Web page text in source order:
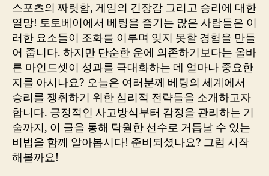
스포츠의 짜릿함, 게임의 긴장감 그리고 승리에 대한
열망! 토토베이에서 베팅을 즐기는 많은 사람들은 이
러한 요소들이 조화를 이루며 잊지 못할 경험을 만들
어 줍니다. 하지만 단순한 운에 의존하기보다는 올바
른 마인드셋이 성과를 극대화하는 데 얼마나 중요한
지를 아시나요? 오늘은 여러분께 베팅의 세계에서
승리를 쟁취하기 위한 심리적 전략들을 소개하고자
합니다. 긍정적인 사고방식부터 감정을 관리하는 기
술까지, 이 글을 통해 탁월한 선수로 거듭날 수 있는
비법을 함께 알아봅시다! 준비되셨나요? 그럼 시작
해볼까요!